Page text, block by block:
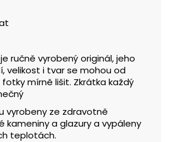
ručně vyrobený originál, jeho
velikost i tvar se mohou od
mírně lišit. Zkrátka každý
vyrobeny ze zdravotně
kameniny a glazury a vypáleny
teplotách.